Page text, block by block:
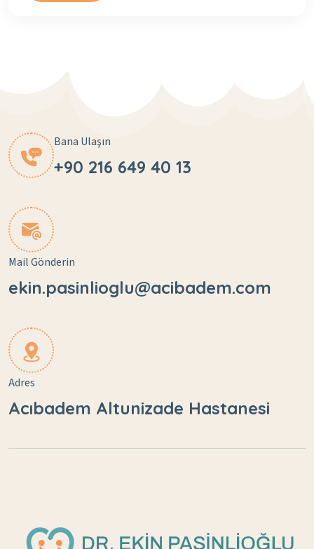
Bana Ulaşın
+90 216 649 40 13
Mail Gönderin
ekin.pasinlioglu@acibadem.com
Adres
Acıbadem Altunizade Hastanesi